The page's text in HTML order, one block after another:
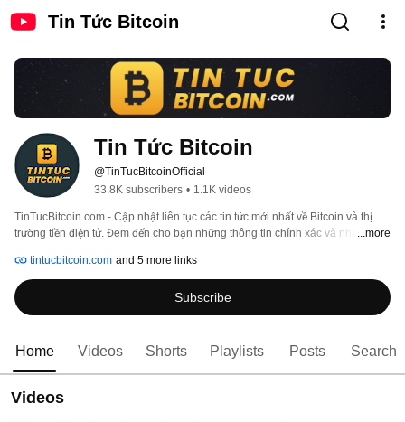
Tin Tức Bitcoin
Tin Tức Bitcoin
@TinTucBitcoinOfficial
33.8K subscribers • 1.1K videos
TinTucBitcoin.com - Cập nhật liên tục các tin tức mới nhất về Bitcoin và thị
trường tiền điện tử. Đem đến cho bạn những thông tin chính xác và nhanh ...more
tintucbitcoin.com and 5 more links
Subscribe
Home Videos Shorts Playlists Posts Search
Videos